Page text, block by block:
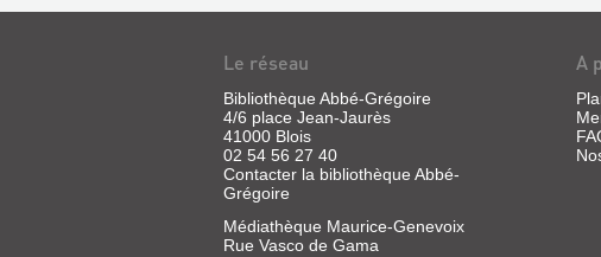
Le réseau
Bibliothèque Abbé-Grégoire
4/6 place Jean-Jaurès
41000 Blois
02 54 56 27 40
Contacter la bibliothèque Abbé-
Grégoire
Médiathèque Maurice-Genevoix
Rue Vasco de Gama
A